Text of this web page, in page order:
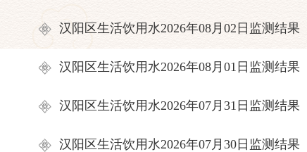
汉阳区生活饮用水2026年08月02日监测结果
汉阳区生活饮用水2026年08月01日监测结果
汉阳区生活饮用水2026年07月31日监测结果
汉阳区生活饮用水2026年07月30日监测结果